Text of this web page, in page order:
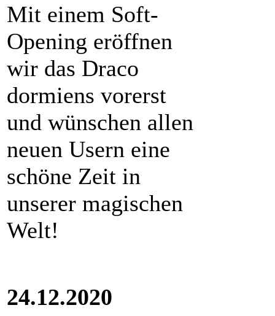
Mit einem Soft-
Opening eröffnen
wir das Draco
dormiens vorerst
und wünschen allen
neuen Usern eine
schöne Zeit in
unserer magischen
Welt!
24.12.2020